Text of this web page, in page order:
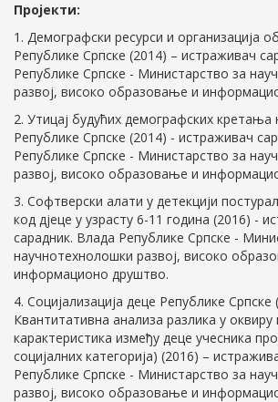
Пројекти:
1. Демографски ресурси и организација
Републике Српске (2014) – истраживач
Републике Српске - Mинистарство за
развој, високо образовање и
2. Утицај будућих демографских кретања
Републике Српске (2014) - истраживач
Републике Српске - Mинистарство за
развој, високо образовање и
3. Софтверски алати у детекцији
код дјеце у узрасту 6-11 година (2016) -
сарадник. Влада Републике Српске -
научнотехнолошки развој, високо
информационо друштво.
4. Социјализација деце Републике Српске
Квантитативна анализа разлика у
карактеристика између деце учесника
социјалних категорија) (2016) –
Републике Српске - Mинистарство за
развој, високо образовање и